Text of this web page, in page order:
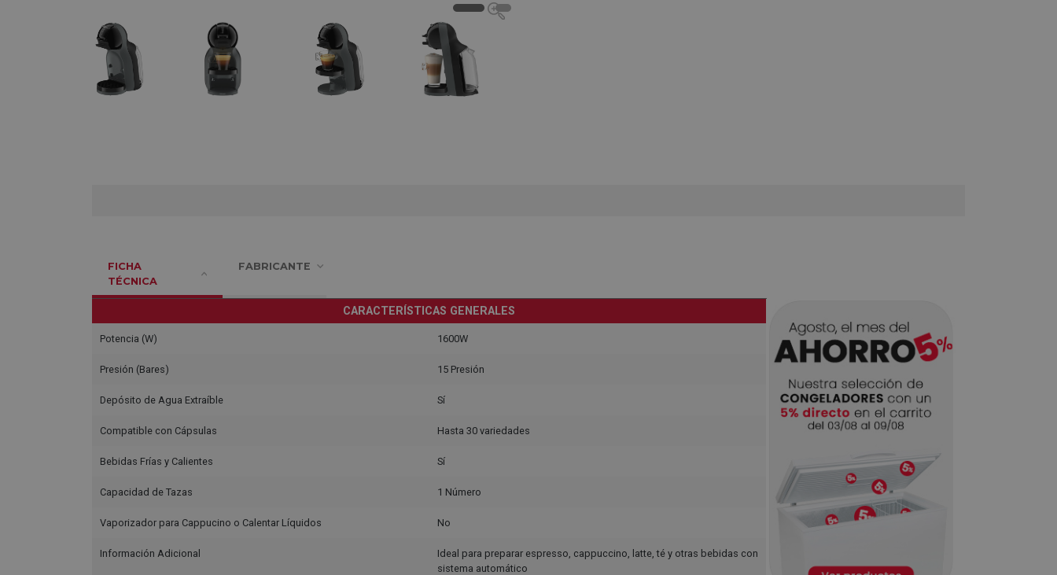
FICHA
TÉCNICA
FABRICANTE
CARACTERÍSTICAS GENERALES
Potencia (W) 1600W
Presión (Bares) 15 Presión
Depósito de Agua Extraíble Sí
Compatible con Cápsulas Hasta 30 variedades
Bebidas Frías y Calientes Sí
Capacidad de Tazas 1 Número
Vaporizador para Cappucino o Calentar Líquidos No
Información Adicional
Ideal para preparar espresso, cappuccino, latte, té y otras bebidas con
sistema automático